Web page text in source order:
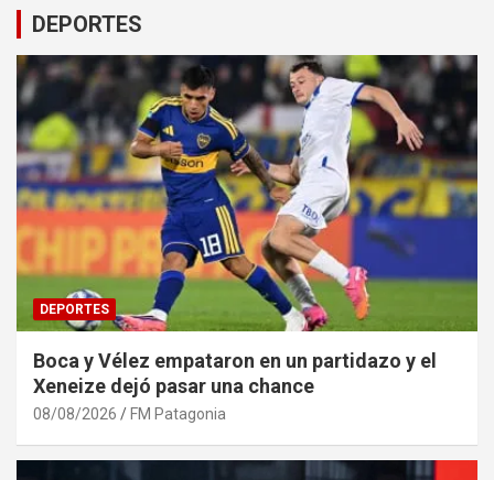
DEPORTES
DEPORTES
Boca y Vélez empataron en un partidazo y el
Xeneize dejó pasar una chance
08/08/2026 FM Patagonia